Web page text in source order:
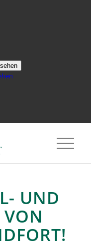
UND
VON